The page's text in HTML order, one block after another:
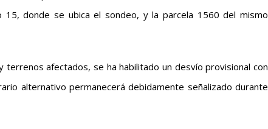
donde se ubica el sondeo, y la parcela 1560 del mismo
terrenos afectados, se ha habilitado un desvío provisional con
alternativo permanecerá debidamente señalizado durante